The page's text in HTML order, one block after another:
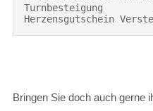
Turnbesteigung
Herzensgutschein
Bringen Sie doch auch gerne